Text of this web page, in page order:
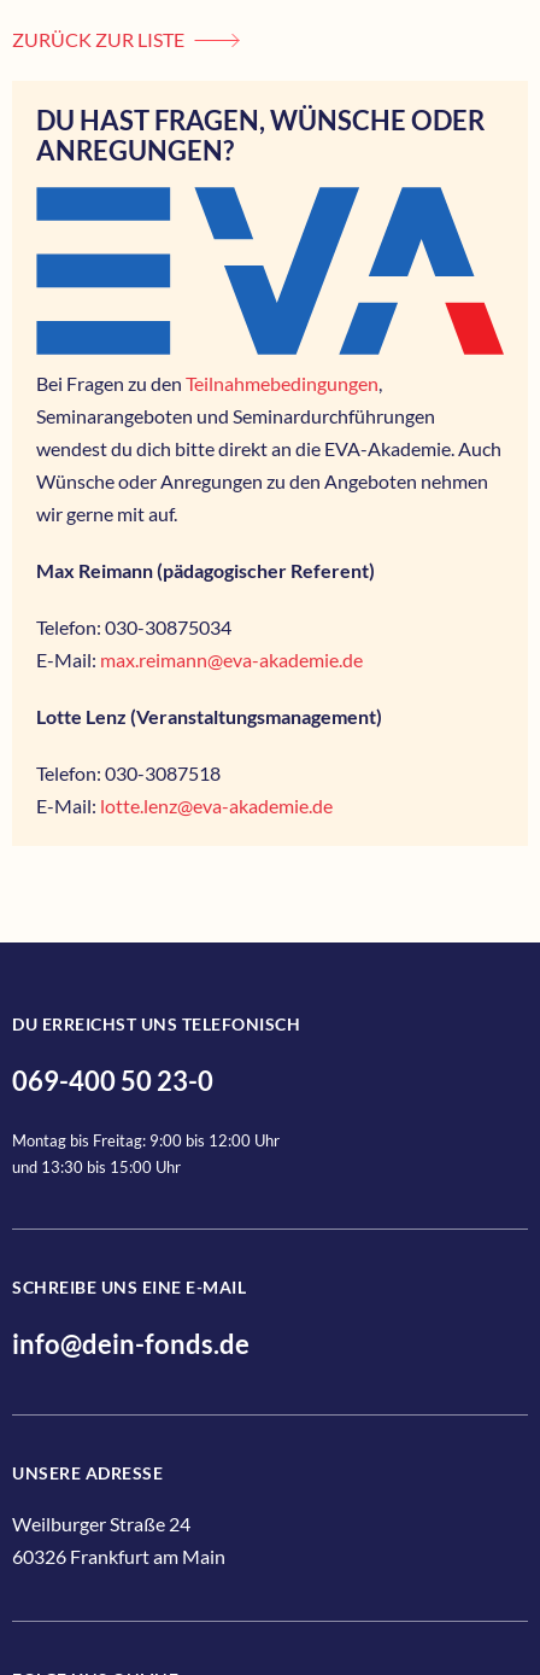
ZURÜCK ZUR LISTE
DU HAST FRAGEN, WÜNSCHE ODER
ANREGUNGEN?
Bei Fragen zu den Teilnahmebedingungen,
Seminarangeboten und Seminardurchführungen
wendest du dich bitte direkt an die EVA-Akademie. Auch
Wünsche oder Anregungen zu den Angeboten nehmen
wir gerne mit auf.
Max Reimann (pädagogischer Referent)
Telefon: 030-30875034
E-Mail: max.reimann@eva-akademie.de
Lotte Lenz (Veranstaltungsmanagement)
Telefon: 030-3087518
E-Mail: lotte.lenz@eva-akademie.de
DU ERREICHST UNS TELEFONISCH
069-400 50 23-0
Montag bis Freitag: 9:00 bis 12:00 Uhr
und 13:30 bis 15:00 Uhr
SCHREIBE UNS EINE E-MAIL
info@dein-fonds.de
UNSERE ADRESSE
Weilburger Straße 24
60326 Frankfurt am Main